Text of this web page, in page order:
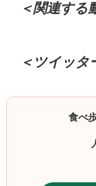
＜関連する
＜ツイッタ
食べ